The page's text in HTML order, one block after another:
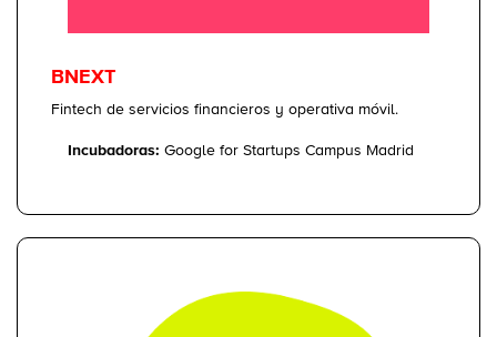
BNEXT
Fintech de servicios financieros y operativa móvil.
Incubadoras: Google for Startups Campus Madrid